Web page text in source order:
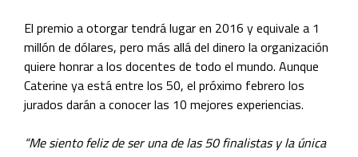
El premio a otorgar tendrá lugar en 2016 y equivale a 1
millón de dólares, pero más allá del dinero la organización
quiere honrar a los docentes de todo el mundo. Aunque
Caterine ya está entre los 50, el próximo febrero los
jurados darán a conocer las 10 mejores experiencias.
“Me siento feliz de ser una de las 50 finalistas y la única